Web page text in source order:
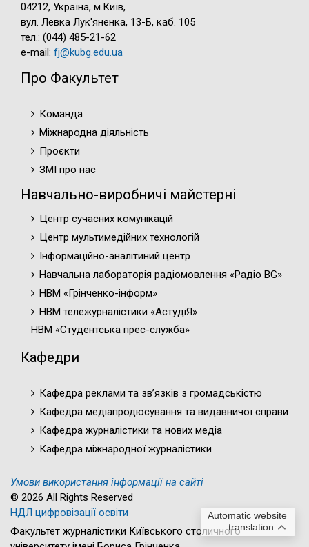
Automatic website
translation
04212, Україна, м.Київ,
вул. Левка Лук'яненка, 13-Б, каб. 105
тел.: (044) 485-21-62
e-mail: fj@kubg.edu.ua
Про Факультет
Команда
Міжнародна діяльність
Проєкти
ЗМІ про нас
Навчально-виробничі майстерні
Центр сучасних комунікацій
Центр мультимедійних технологій
Інформаційно-аналітиний центр
Навчальна лабораторія радіомовлення «Радіо BG»
НВМ «Грінченко-інформ»
НВМ тележурналістики «АстудіЯ»
НВМ «Студентська прес-служба»
Кафедри
Кафедра реклами та зв’язків з громадськістю
Кафедра медіапродюсування та видавничої справи
Кафедра журналістики та нових медіа
Кафедра міжнародної журналістики
Умови використання інформації на сайті
© 2026 All Rights Reserved
НДЛ цифровізації освіти
Факультет журналістики Київського столичного